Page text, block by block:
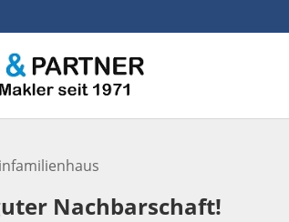
Nachbarschaft!